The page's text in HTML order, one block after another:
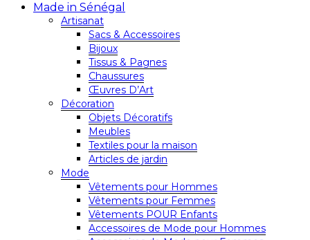
Made in Sénégal
Artisanat
Sacs & Accessoires
Bijoux
Tissus & Pagnes
Chaussures
Œuvres D’Art
Décoration
Objets Décoratifs
Meubles
Textiles pour la maison
Articles de jardin
Mode
Vêtements pour Hommes
Vêtements pour Femmes
Vêtements POUR Enfants
Accessoires de Mode pour Hommes